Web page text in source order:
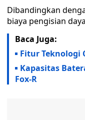
Dibandingkan
biaya pengisian
Baca Juga:
Fitur Teknologi
Kapasitas
Fox-R